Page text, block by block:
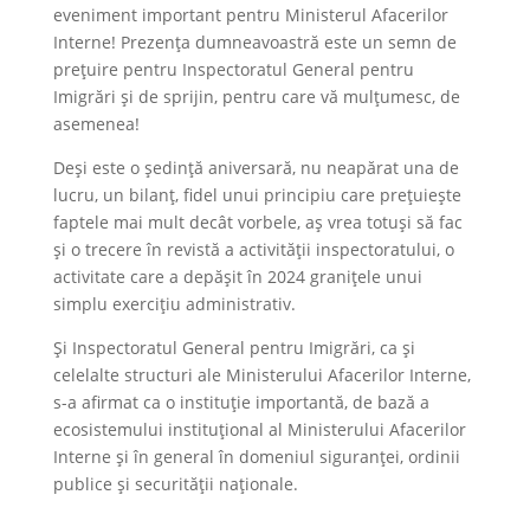
eveniment important pentru Ministerul Afacerilor
Interne! Prezența dumneavoastră este un semn de
prețuire pentru Inspectoratul General pentru
Imigrări și de sprijin, pentru care vă mulțumesc, de
asemenea!
Deși este o ședință aniversară, nu neapărat una de
lucru, un bilanț, fidel unui principiu care prețuiește
faptele mai mult decât vorbele, aș vrea totuși să fac
și o trecere în revistă a activității inspectoratului, o
activitate care a depășit în 2024 granițele unui
simplu exercițiu administrativ.
Și Inspectoratul General pentru Imigrări, ca și
celelalte structuri ale Ministerului Afacerilor Interne,
s-a afirmat ca o instituție importantă, de bază a
ecosistemului instituțional al Ministerului Afacerilor
Interne și în general în domeniul siguranței, ordinii
publice și securității naționale.